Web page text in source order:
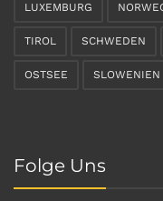
LUXEMBURG
TIROL SCHWEDEN
OSTSEE SLOWENIEN
Folge Uns